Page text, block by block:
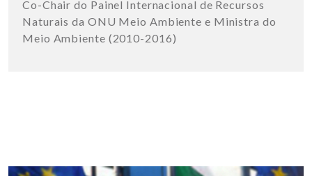
Co-Chair do Painel Internacional de Recursos
Naturais da ONU Meio Ambiente e Ministra do
Meio Ambiente (2010-2016)